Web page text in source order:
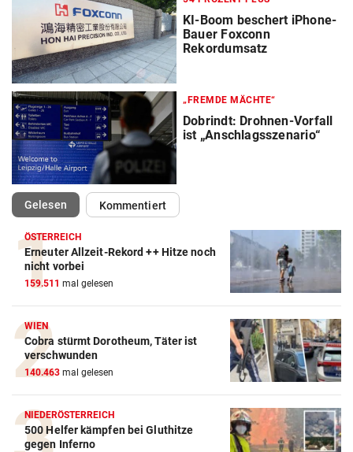
KI-Boom beschert iPhone-
Bauer Foxconn
Rekordumsatz
„FREMDE MÄCHTE“
Dobrindt: Drohnen-Vorfall
ist „Anschlagsszenario“
Gelesen(ausgewählt)Kommentiert
ÖSTERREICH
Erneuter Allzeit-Rekord ++ Hitze noch
nicht vorbei
159.511 mal gelesen
WIEN
Cobra stürmt Dorotheum, Täter ist
verschwunden
140.463 mal gelesen
NIEDERÖSTERREICH
500 Helfer kämpfen bei Gluthitze
gegen Inferno